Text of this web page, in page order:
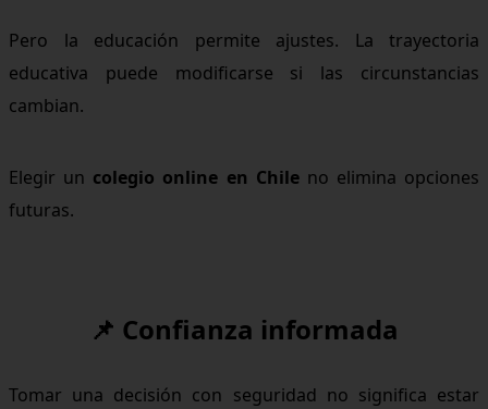
Pero la educación permite ajustes. La trayectoria
educativa puede modificarse si las circunstancias
cambian.
Elegir un colegio online en Chileno elimina opciones
futuras.
📌 Confianza informada
Tomar una decisión con seguridad no significa estar